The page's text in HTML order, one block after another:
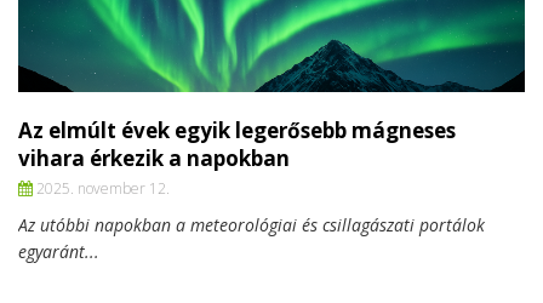
Az elmúlt évek egyik legerősebb mágneses
vihara érkezik a napokban
2025. november 12.
Az utóbbi napokban a meteorológiai és csillagászati portálok
egyaránt...